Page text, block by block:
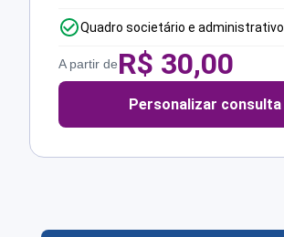
Quadro societário e administrativo
A partir deR$ 30,00
Personalizar consulta